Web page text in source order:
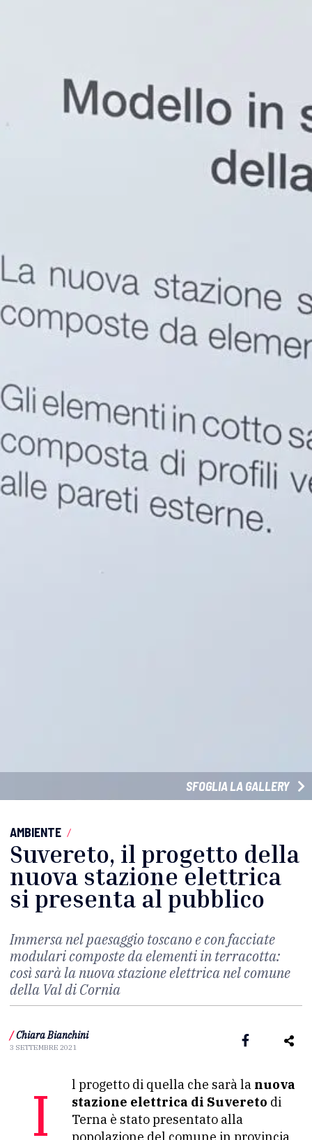
SFOGLIA LA GALLERY
AMBIENTE /
Suvereto, il progetto della
nuova stazione elettrica
si presenta al pubblico
Immersa nel paesaggio toscano e con facciate
modulari composte da elementi in terracotta:
così sarà la nuova stazione elettrica nel comune
della Val di Cornia
/ Chiara Bianchini
3 SETTEMBRE 2021
Il progetto di quella che sarà la nuova
stazione elettrica di Suvereto di
Terna è stato presentato alla